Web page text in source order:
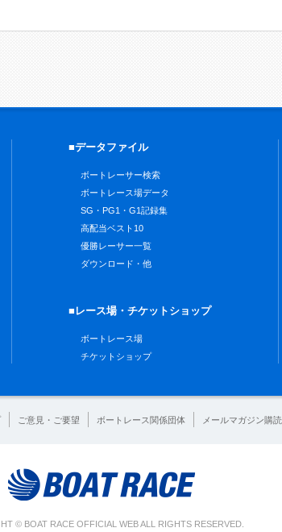
■データファイル
ボートレーサー検索
ボートレース場データ
SG・PG1・G1記録集
高配当ベスト10
優勝レーサー一覧
ダウンロード・他
■レース場・チケットショップ
ボートレース場
チケットショップ
ご意見・ご要望 ボートレース関係団体 メールマガジン購読
© BOAT RACE OFFICIAL WEB ALL RIGHTS RESERVED.